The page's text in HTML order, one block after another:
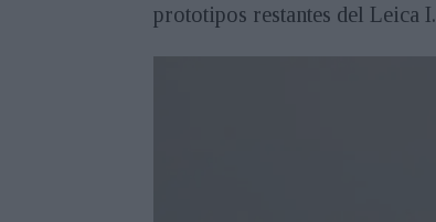
prototipos restantes del Leica I.